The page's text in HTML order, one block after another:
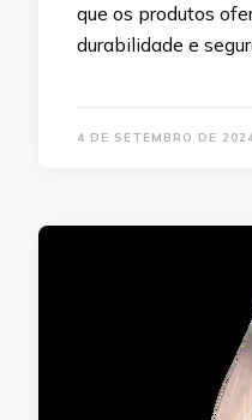
que os produtos
durabilidade e
4 DE SETEMBRO DE